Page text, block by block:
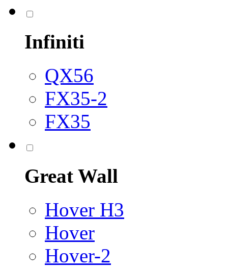
Infiniti
QX56
FX35-2
FX35
Great Wall
Hover H3
Hover
Hover-2